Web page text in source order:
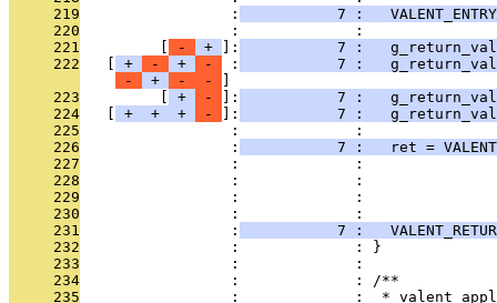
     219
                 :
7 :
     220
                 :             :
     221
- + ]:
7 :
     222
+ - + - :
7 :
-
+ - -
     223
+ - ]:
7 :
     224
+ + + - ]:
7 :
     225
                 :             :
     226
                 :
7 :   ret =
     227
:             :
     228
:             :
     229
:             :
     230
                 :             :
     231
                 :
7 :
     232
                 :             : }
     233
                 :             :
     234
                 :             : /**
     235
:             :  *